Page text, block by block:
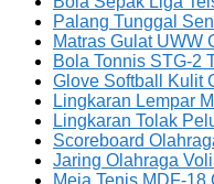
Palang Tunggal
Matras Gulat UWW
Bola Tonnis STG-2
Glove Softball Kulit
Lingkaran Lempar
Lingkaran Tolak
Scoreboard
Jaring Olahraga